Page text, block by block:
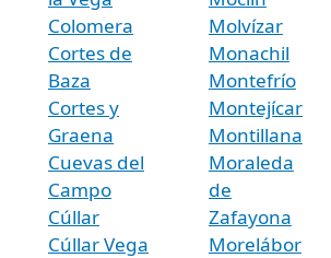
Colomera
Cortes de
Baza
Cortes y
Graena
Cuevas del
Campo
Cúllar
Cúllar Vega
Molvízar
Monachil
Montefrío
Montejícar
Montillana
Moraleda
de
Zafayona
Morelábor